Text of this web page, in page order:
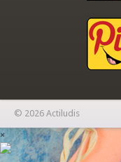
© 2026 Actiludis
×